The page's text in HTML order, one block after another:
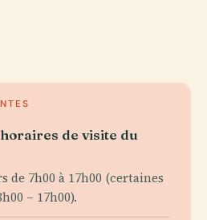
de visite du
de 7h00 à 17h00 (certaines
– 17h00).